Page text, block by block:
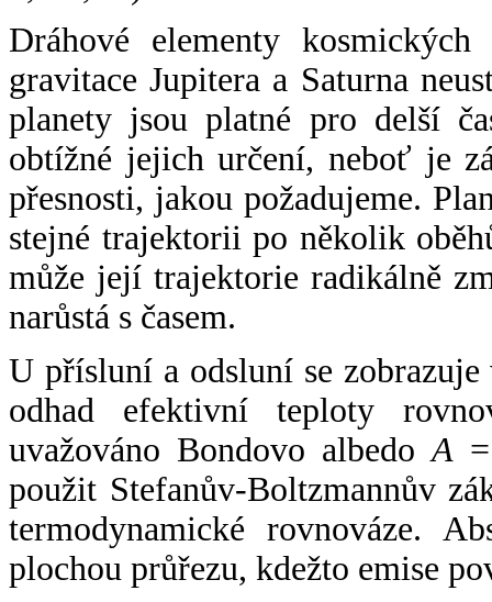
Dráhové elementy
gravitace Jupitera a Saturna
planety jsou platné pro delší
obtížné jejich určení, neboť je
přesnosti, jakou požadujeme.
stejné trajektorii po několik
může její trajektorie radikálně
narůstá s časem.
U přísluní a odsluní se
odhad efektivní teploty
uvažováno Bondovo albedoA
použit Stefanův-Boltzmannův
termodynamické rovnováze.
plochou průřezu, kdežto emise